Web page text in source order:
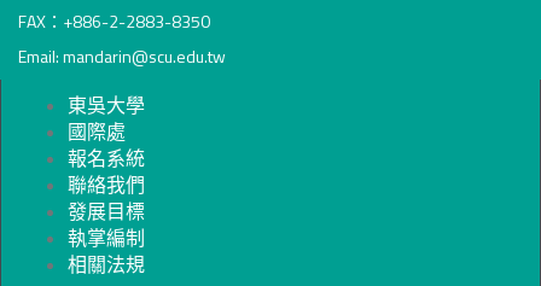
FAX：+886-2-2883-8350
Email: mandarin@scu.edu.tw
東吳大學
國際處
報名系統
聯絡我們
發展目標
執掌編制
相關法規